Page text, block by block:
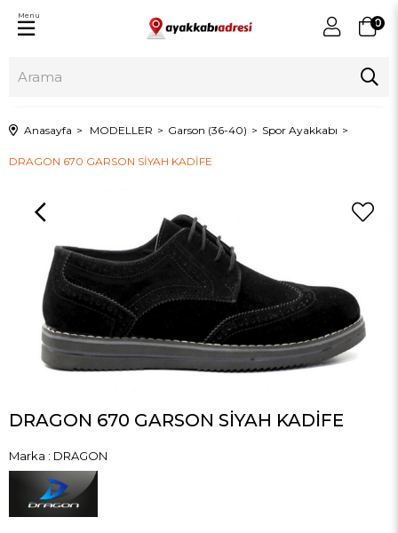
0
Menu
Anasayfa MODELLER Garson (36-40) Spor Ayakkabı
DRAGON 670 GARSON SİYAH KADİFE
DRAGON 670 GARSON SİYAH KADİFE
Marka : DRAGON